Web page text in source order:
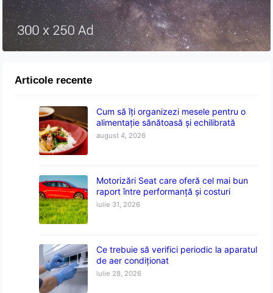
Articole recente
Cum să îți organizezi mesele pentru o
alimentație sănătoasă și echilibrată
august 4, 2026
Motorizări Seat care oferă cel mai bun
raport între performanță și costuri
iulie 31, 2026
Ce trebuie să verifici periodic la aparatul
de aer condiționat
iulie 28, 2026